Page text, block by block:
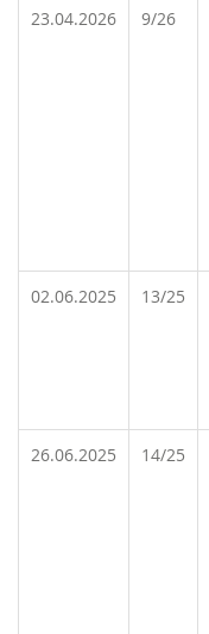
23.04.2026 9/26
02.06.2025 13/25
26.06.2025 14/25